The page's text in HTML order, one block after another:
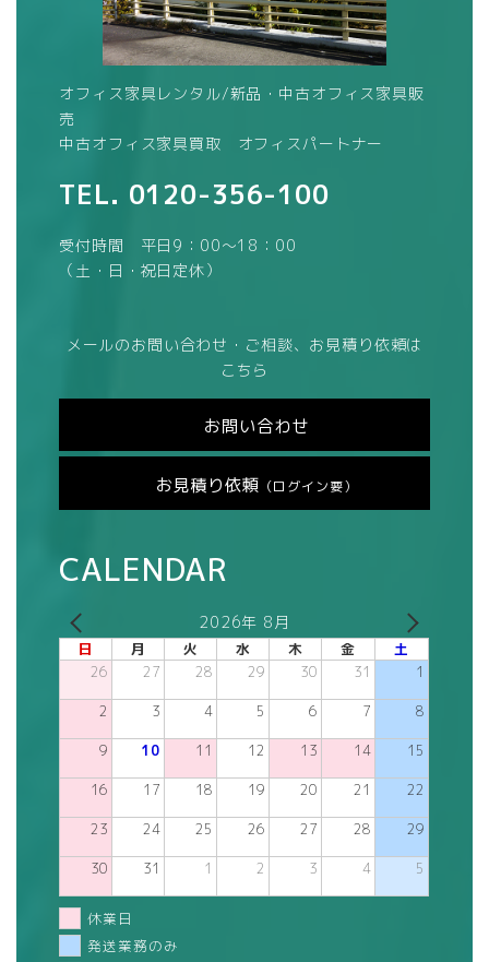
オフィス家具レンタル/新品・中古オフィス家具販
売
中古オフィス家具買取 オフィスパートナー
TEL. 0120-356-100
受付時間 平日9：00～18：00
（土・日・祝日定休）
メールのお問い合わせ・ご相談、お見積り依頼は
こちら
お問い合わせ
お見積り依頼 （ログイン要）
CALENDAR
2026年 8月
日 月 火 水 木 金 土
26 27 28 29 30 31 1
2 3 4 5 6 7 8
9 10 11 12 13 14 15
16 17 18 19 20 21 22
23 24 25 26 27 28 29
30 31 1 2 3 4 5
休業日
発送業務のみ